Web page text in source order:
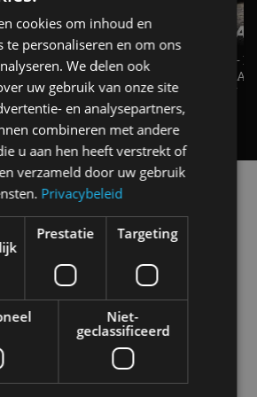
een
-
De perfecte (gezins)taxi? -
ES500e (2026) - REVIEW -
UITGELEGD! - AutoRAI TV
Alle automerken
voor meer informatie, modellen
nieuwsberichten
Alfa Romeo
cookies om inhoud en
te personaliseren en om ons
We delen ook
uw gebruik van onze site
en analysepartners,
combineren met andere
u aan hen heeft verstrekt of
verzameld door uw gebruik
Privacybeleid
Prestatie Targeting
Niet-
geclassificeerd